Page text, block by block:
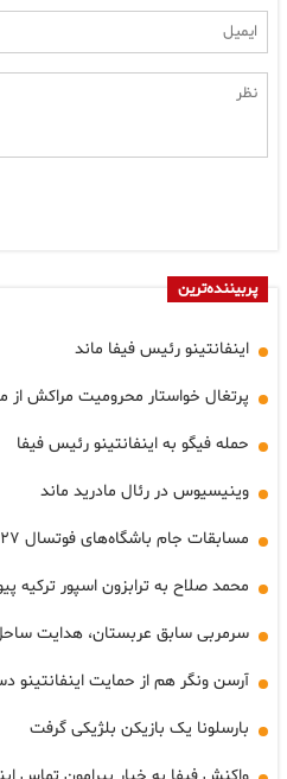
پربیننده‌ترین
اینفانتینو رئیس فیفا ماند
پرتغال خواستار محرومیت مراکش از
حمله فیگو به اینفانتینو رئیس فیفا
وینیسیوس در رئال مادرید ماند
مسابقات جام باشگاه‌های فوتسال ۲۰۲۷ آسیا برگزار می‌شود
محمد صلاح به ترابزون اسپور ترکیه
سرمربی سابق عربستان، هدایت
آرسن ونگر هم از حمایت
بارسلونا یک بازیکن بلژیکی گرفت